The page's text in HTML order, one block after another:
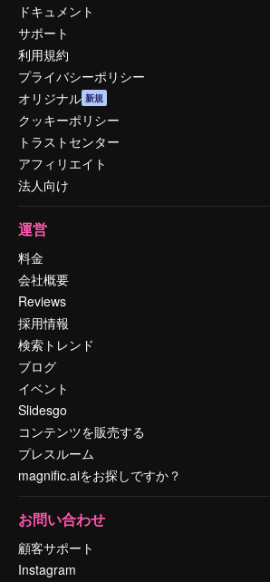
ドキュメント
サポート
利用規約
プライバシーポリシー
オリジナル 新規
クッキーポリシー
トラストセンター
アフィリエイト
法人向け
運営
料金
会社概要
Reviews
採用情報
検索トレンド
ブログ
イベント
Slidesgo
コンテンツを販売する
プレスルーム
magnific.aiをお探しですか？
お問い合わせ
顧客サポート
Instagram